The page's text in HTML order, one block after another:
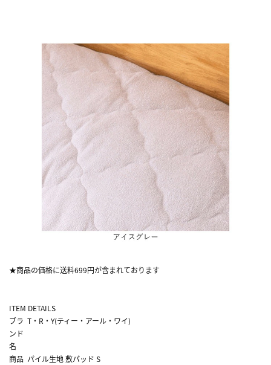
★商品の価格に送料699円が含まれております
ITEM DETAILS
ブラ
ンド
名
T・R・Y(ティー・アール・ワイ)
商品 パイル生地 敷パッド S